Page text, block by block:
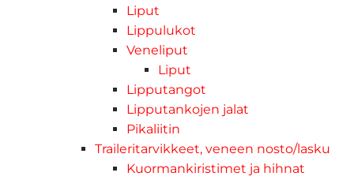
Liput
Lippulukot
Veneliput
Liput
Lipputangot
Lipputankojen jalat
Pikaliitin
Traileritarvikkeet, veneen nosto/lasku
Kuormankiristimet ja hihnat